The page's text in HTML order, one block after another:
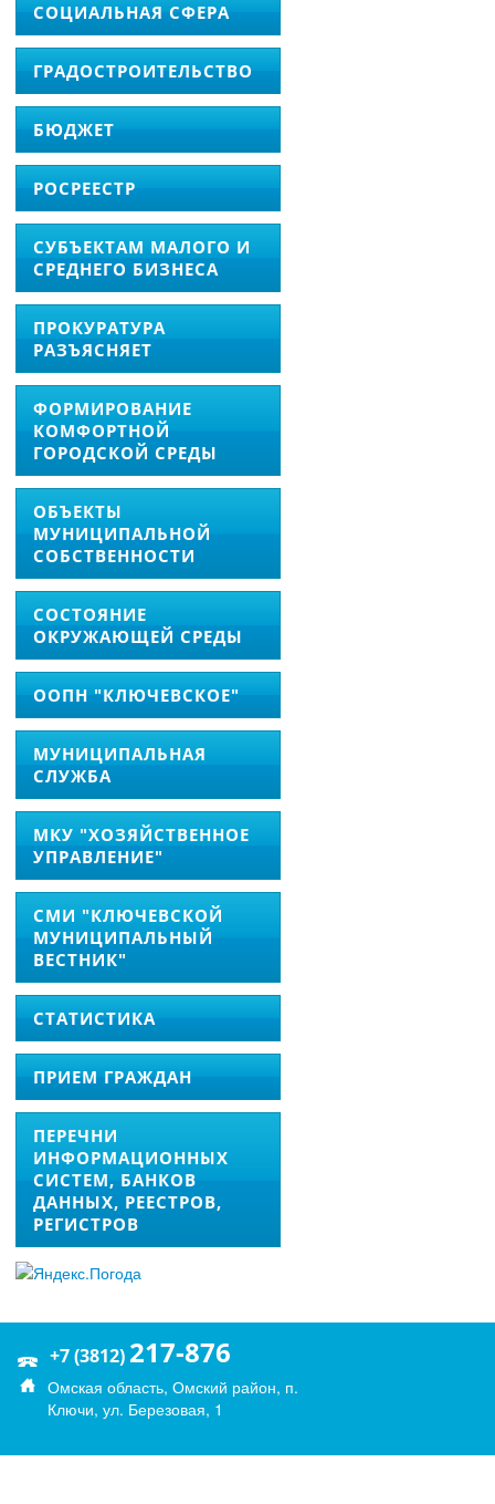
СОЦИАЛЬНАЯ СФЕРА
ГРАДОСТРОИТЕЛЬСТВО
БЮДЖЕТ
РОСРЕЕСТР
СУБЪЕКТАМ МАЛОГО И
СРЕДНЕГО БИЗНЕСА
ПРОКУРАТУРА
РАЗЪЯСНЯЕТ
ФОРМИРОВАНИЕ
КОМФОРТНОЙ
ГОРОДСКОЙ СРЕДЫ
ОБЪЕКТЫ
МУНИЦИПАЛЬНОЙ
СОБСТВЕННОСТИ
СОСТОЯНИЕ
ОКРУЖАЮЩЕЙ СРЕДЫ
ООПН "КЛЮЧЕВСКОЕ"
МУНИЦИПАЛЬНАЯ
СЛУЖБА
МКУ "ХОЗЯЙСТВЕННОЕ
УПРАВЛЕНИЕ"
СМИ "КЛЮЧЕВСКОЙ
МУНИЦИПАЛЬНЫЙ
ВЕСТНИК"
СТАТИСТИКА
ПРИЕМ ГРАЖДАН
ПЕРЕЧНИ
ИНФОРМАЦИОННЫХ
СИСТЕМ, БАНКОВ
ДАННЫХ, РЕЕСТРОВ,
РЕГИСТРОВ
+7 (3812) 217-876
Омская область, Омский район, п.
Ключи, ул. Березовая, 1